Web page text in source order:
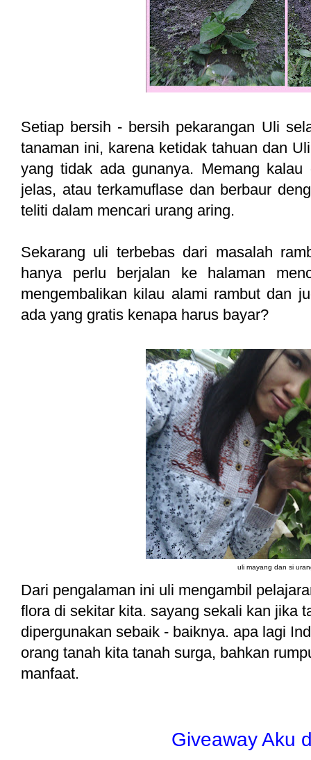
Setiap bersih - bersih pekarangan Uli
tanaman ini, karena ketidak tahuan dan
yang tidak ada gunanya. Memang
jelas, atau terkamuflase dan berbaur
teliti dalam mencari urang aring.
Sekarang uli terbebas dari masalah
hanya perlu berjalan ke halaman
mengembalikan kilau alami rambut dan
ada yang gratis kenapa harus bayar?
uli mayang dan si
Dari pengalaman ini uli mengambil
flora di sekitar kita. sayang sekali kan jika
dipergunakan sebaik - baiknya. apa lagi
orang tanah kita tanah surga, bahkan
manfaat.
Giveaway Aku